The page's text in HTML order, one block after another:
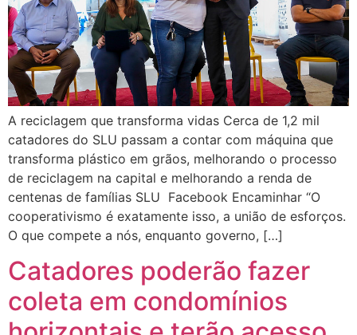
A reciclagem que transforma vidas Cerca de 1,2 mil
catadores do SLU passam a contar com máquina que
transforma plástico em grãos, melhorando o processo
de reciclagem na capital e melhorando a renda de
centenas de famílias SLU Facebook Encaminhar “O
cooperativismo é exatamente isso, a união de esforços.
O que compete a nós, enquanto governo, […]
Catadores poderão fazer
coleta em condomínios